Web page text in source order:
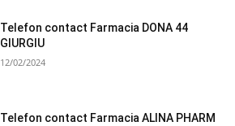
Telefon contact Farmacia DONA 44
GIURGIU
12/02/2024
Telefon contact Farmacia ALINA PHARM